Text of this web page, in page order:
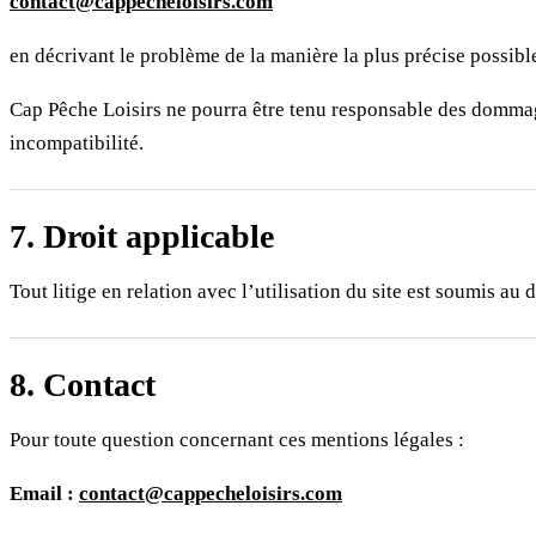
en décrivant le problème de la manière la plus précise
Cap Pêche Loisirs ne pourra être tenu responsable des
incompatibilité.
7. Droit applicable
Tout litige en relation avec l’utilisation du site est soumis
8. Contact
Pour toute question concernant ces mentions légales :
Email : contact@cappecheloisirs.com